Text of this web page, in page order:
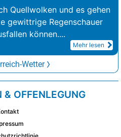
Quellwolken und es gehen
gewittrige Regenschauer
können....
Mehr lesen
Wetter
& OFFENLEGUNG